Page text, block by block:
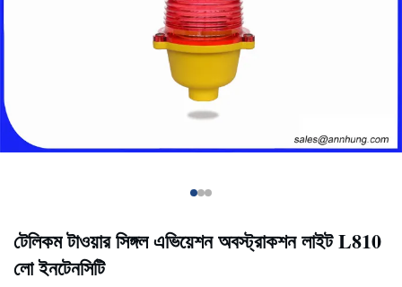
টেলিকম টাওয়ার সিঙ্গল এভিয়েশন অবস্ট্রাকশন লাইট L810
লো ইনটেনসিটি